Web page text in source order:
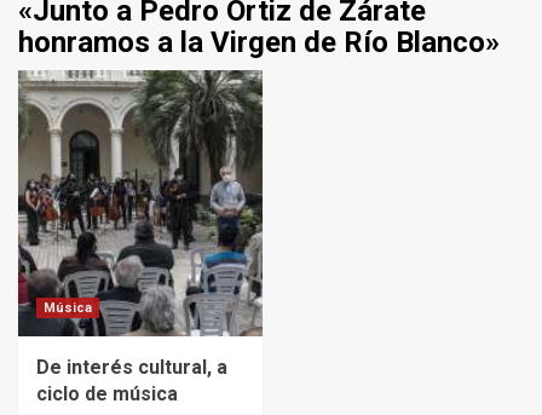
«Junto a Pedro Ortiz de Zárate
honramos a la Virgen de Río Blanco»
Música
De interés cultural, a
ciclo de música